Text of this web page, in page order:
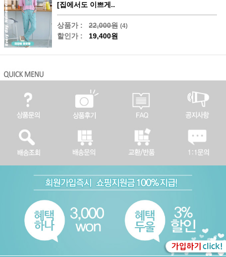
[집에서도 이쁘게..
상품가 : 22,000원 (4)
할인가 : 19,400원